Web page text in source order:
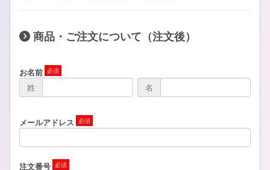
商品・ご注文について（注文後）
お名前
姓
名
メールアドレス
注文番号